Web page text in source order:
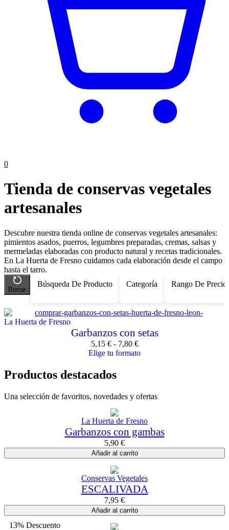
0
Tienda de conservas vegetales
artesanales
Descubre nuestra tienda online de conservas vegetales artesanales:
pimientos asados, puerros, legumbres preparadas, cremas, salsas y
mermeladas elaboradas con producto natural y recetas tradicionales.
En La Huerta de Fresno cuidamos cada elaboración desde el campo
hasta el tarro.
Búsqueda De Producto
Rango De
Categoría
Borrar
La Huerta de Fresno
Garbanzos con setas
5,15 €- 7,80 €
Elige tu formato
Productos destacados
Una selección de favoritos, novedades y ofertas
La Huerta de Fresno
Garbanzos con gambas
5,90 €
Añadir al carrito
Conservas Vegetales
ESCALIVADA
7,95 €
Añadir al carrito
13% Descuento